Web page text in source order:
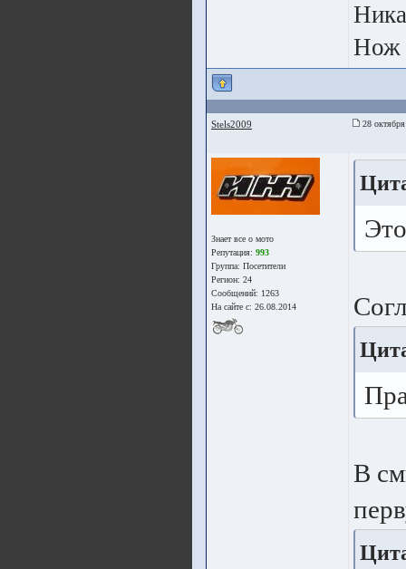
Нож
Stels2009 28
Знает все о мото
Репутация: 993
Группа: Посетители
Регион: 24
Сообщений: 1263
На сайте с: 26.08.2014
В